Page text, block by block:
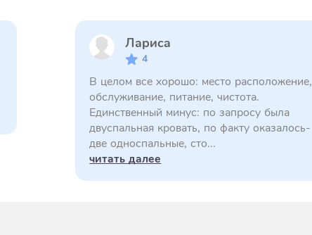
Лариса
4
В целом все хорошо: место расположение,
обслуживание, питание, чистота.
Единственный минус: по запросу была
двуспальная кровать, по факту оказалось-
две односпальные, сто...
читать далее